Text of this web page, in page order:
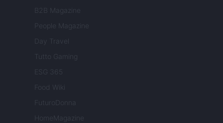
B2B Magazine
People Magazine
Day Travel
Tutto Gaming
ESG 365
Food Wiki
FuturoDonna
HomeMagazine